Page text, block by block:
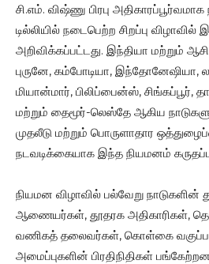
சி.எம். விஷ்ணு பிரபு அதிகாரப்பூர்வமாக
டில்லியில் நடைபெற்ற சிறப்பு
அறிவிக்கப்பட்டது. இந்தியா மற்றும்
புருனே, கம்போடியா, இந்தோனேஷியா,
மியான்மார், பிலிப்பைன்ஸ், சிங்கப்பூர்,
மற்றும் தைமூர்-லெஸ்தே ஆகிய
முதலீடு மற்றும் பொருளாதார
நடவடிக்கையாக இந்த நியமனம்
நியமன விழாவில் பல்வேறு நாடுகளின்
ஆணையர்கள், தூதரக அதிகாரிகள்,
வணிகத் தலைவர்கள், கொள்கை
அமைப்புகளின் பிரதிநிதிகள்